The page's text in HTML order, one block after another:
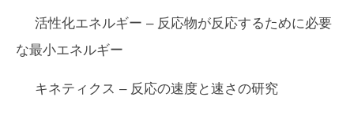
活性化エネルギー – 反応物が反応するために必要
な最小エネルギー
キネティクス – 反応の速度と速さの研究